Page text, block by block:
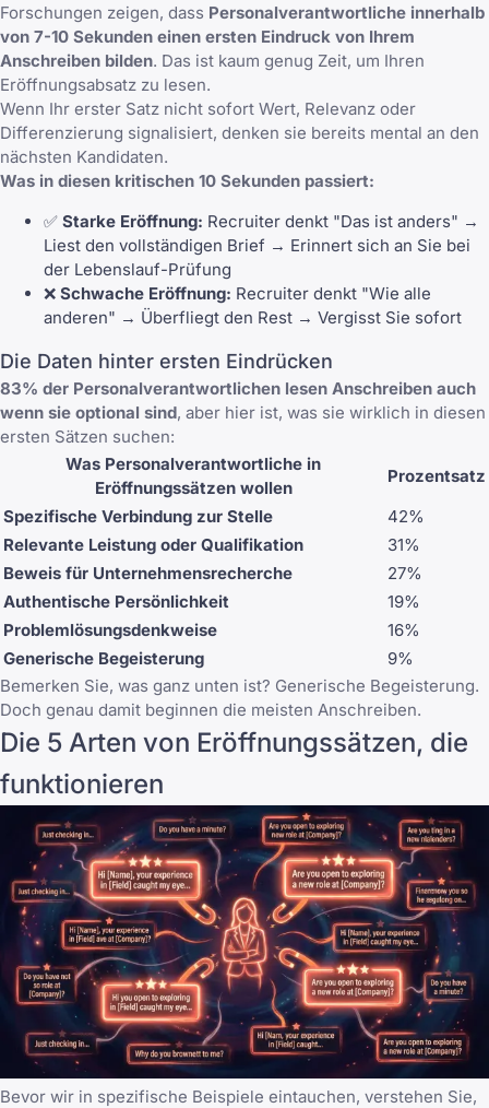
Forschungen zeigen, dass Personalverantwortliche innerhalb
von 7-10 Sekunden einen ersten Eindruck von Ihrem
Anschreiben bilden. Das ist kaum genug Zeit, um Ihren
Eröffnungsabsatz zu lesen.
Wenn Ihr erster Satz nicht sofort Wert, Relevanz oder
Differenzierung signalisiert, denken sie bereits mental an den
nächsten Kandidaten.
Was in diesen kritischen 10 Sekunden passiert:
✅ Starke Eröffnung: Recruiter denkt "Das ist anders" →
Liest den vollständigen Brief → Erinnert sich an Sie bei
der Lebenslauf-Prüfung
❌ Schwache Eröffnung: Recruiter denkt "Wie alle
anderen" → Überfliegt den Rest → Vergisst Sie sofort
Die Daten hinter ersten Eindrücken
83% der Personalverantwortlichen lesen Anschreiben auch
wenn sie optional sind, aber hier ist, was sie wirklich in diesen
ersten Sätzen suchen:
Was Personalverantwortliche in
Eröffnungssätzen wollen
Prozentsatz
Spezifische Verbindung zur Stelle
42%
Relevante Leistung oder Qualifikation
31%
Beweis für Unternehmensrecherche
27%
Authentische Persönlichkeit
19%
Problemlösungsdenkweise
16%
Generische Begeisterung
9%
Bemerken Sie, was ganz unten ist? Generische Begeisterung.
Doch genau damit beginnen die meisten Anschreiben.
Die 5 Arten von Eröffnungssätzen, die
funktionieren
Bevor wir in spezifische Beispiele eintauchen, verstehen Sie,